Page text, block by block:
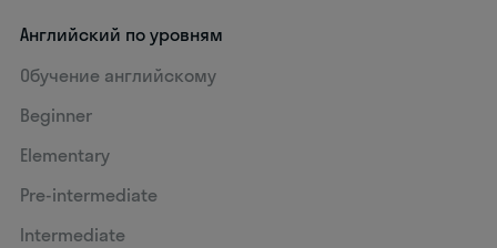
Английский по уровням
Обучение английскому
Beginner
Elementary
Pre-intermediate
Intermediate